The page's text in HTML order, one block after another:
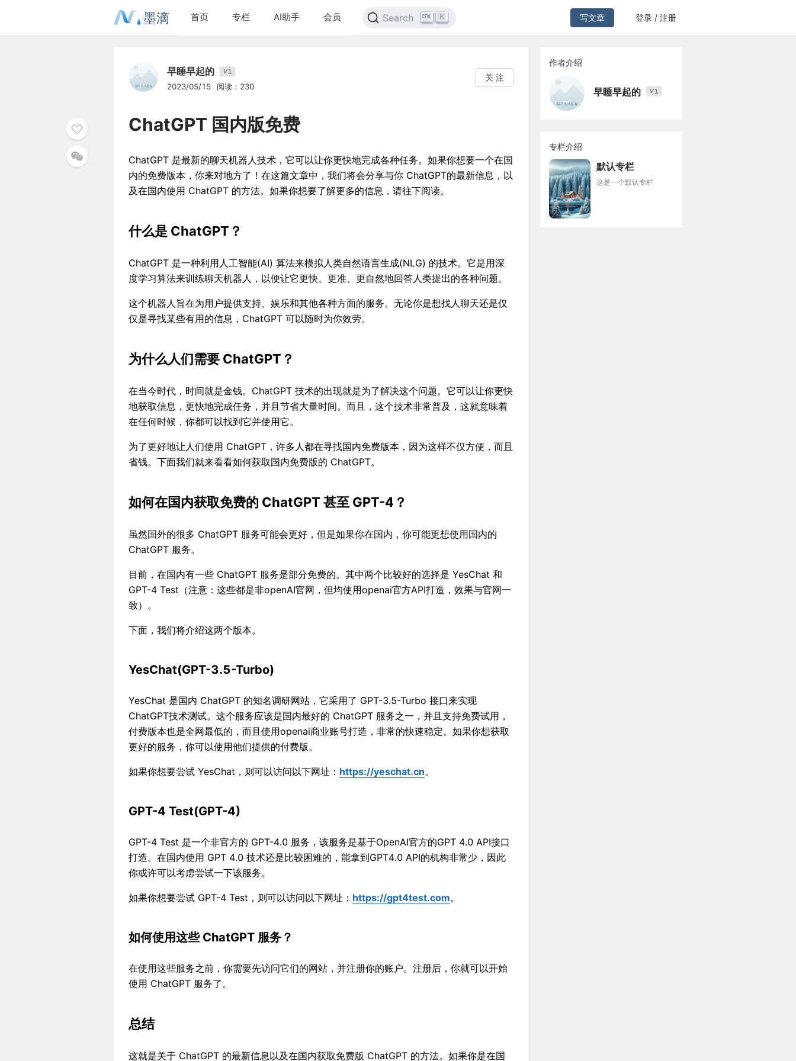
墨滴 首页 专栏 AI助手 会员 Search K 写文章 登录 / 注册
早睡早起的 V1
2023/05/15 阅读：230
关 注
ChatGPT 国内版免费
ChatGPT 是最新的聊天机器人技术，它可以让你更快地完成各种任务。如果你想要一个在国
内的免费版本，你来对地方了！在这篇文章中，我们将会分享与你 ChatGPT的最新信息，以
及在国内使用 ChatGPT 的方法。如果你想要了解更多的信息，请往下阅读。
什么是 ChatGPT？
ChatGPT 是一种利用人工智能(AI) 算法来模拟人类自然语言生成(NLG) 的技术。它是用深
度学习算法来训练聊天机器人，以便让它更快、更准、更自然地回答人类提出的各种问题。
这个机器人旨在为用户提供支持、娱乐和其他各种方面的服务。无论你是想找人聊天还是仅
仅是寻找某些有用的信息，ChatGPT 可以随时为你效劳。
为什么人们需要 ChatGPT？
在当今时代，时间就是金钱。ChatGPT 技术的出现就是为了解决这个问题。它可以让你更快
地获取信息，更快地完成任务，并且节省大量时间。而且，这个技术非常普及，这就意味着
在任何时候，你都可以找到它并使用它。
为了更好地让人们使用 ChatGPT，许多人都在寻找国内免费版本，因为这样不仅方便，而且
省钱。下面我们就来看看如何获取国内免费版的 ChatGPT。
如何在国内获取免费的 ChatGPT 甚至 GPT-4？
虽然国外的很多 ChatGPT 服务可能会更好，但是如果你在国内，你可能更想使用国内的
ChatGPT 服务。
目前，在国内有一些 ChatGPT 服务是部分免费的。其中两个比较好的选择是 YesChat 和
GPT-4 Test（注意：这些都是非openAI官网，但均使用openai官方API打造，效果与官网一
致）。
下面，我们将介绍这两个版本。
YesChat(GPT-3.5-Turbo)
YesChat 是国内 ChatGPT 的知名调研网站，它采用了 GPT-3.5-Turbo 接口来实现
ChatGPT技术测试。这个服务应该是国内最好的 ChatGPT 服务之一，并且支持免费试用，
付费版本也是全网最低的，而且使用openai商业账号打造，非常的快速稳定。如果你想获取
更好的服务，你可以使用他们提供的付费版。
如果你想要尝试 YesChat，则可以访问以下网址： https://yeschat.cn。
GPT-4 Test(GPT-4)
GPT-4 Test 是一个非官方的 GPT-4.0 服务，该服务是基于OpenAI官方的GPT 4.0 API接口
打造。在国内使用 GPT 4.0 技术还是比较困难的，能拿到GPT4.0 API的机构非常少，因此
你或许可以考虑尝试一下该服务。
如果你想要尝试 GPT-4 Test，则可以访问以下网址： https://gpt4test.com。
如何使用这些 ChatGPT 服务？
在使用这些服务之前，你需要先访问它们的网站，并注册你的账户。注册后，你就可以开始
使用 ChatGPT 服务了。
总结
这就是关于 ChatGPT 的最新信息以及在国内获取免费版 ChatGPT 的方法。如果你是在国
作者介绍
早睡早起的 V1
专栏介绍
默认专栏
这是一个默认专栏